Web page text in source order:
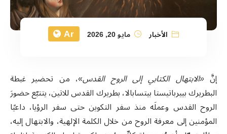
الأخبار مايو 20, 2026 Ar
إنَّ«الابتهال الكتابي إلى الروح القدس»، من تحضير غبطة
البطريرك بييرباتيستا بيتسابالا، بطريرك القدس للاتين، يتتبّع حضورَ
الروح القدس وعملَه منذ سفر التكوين حتى سفر الرؤيا، داعيًا
المؤمنين إلى معرفة الروح من خلال الكلمة الإلهية، والابتهال إليه،